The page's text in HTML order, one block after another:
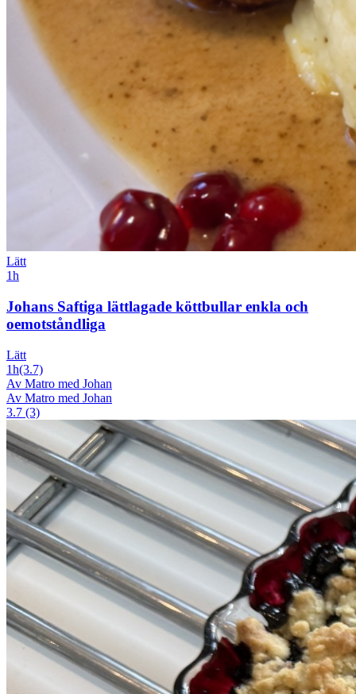
Lätt
1h
Johans Saftiga lättlagade köttbullar enkla och
oemotståndliga
Lätt
1h(3.7)
Av Matro med Johan
Av Matro med Johan
3.7 (3)